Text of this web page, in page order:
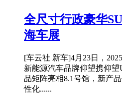
全尺寸行政豪华
海车展
[车云社 新车]4月23日，
新能源汽车品牌仰望携仰
品矩阵亮相8.1号馆，新产
性化......